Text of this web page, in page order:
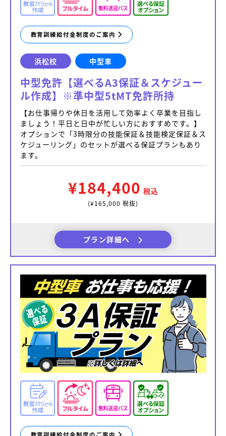
教育訓練給付金制度のご案内
浜松校 中型車
中型免許【選べるA3保証＆スケジュー
ル作成】※準中型5tMT免許所持
【お仕事帰りや休日を活用して効率よく卒業を目指し
ましょう！平日と日中が忙しい方におすすめです。】
オプションで「3時限分の技能保証＆技能検定保証＆ス
ケジューリング」のセットが選べる保証プランもあり
ます。
¥184,400 税込
(¥165,000 税抜)
プラン詳細へ